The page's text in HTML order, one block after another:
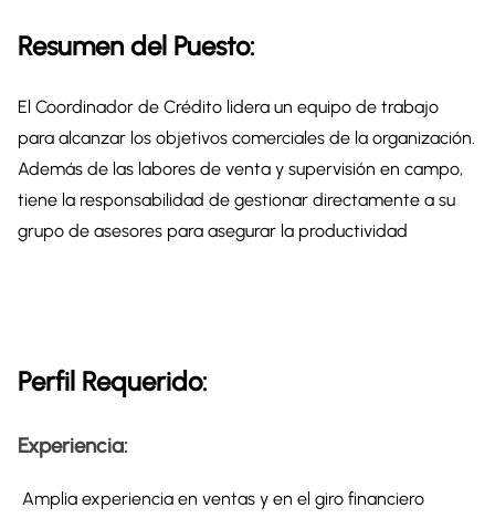
Resumen del Puesto:
El Coordinador de Crédito lidera un equipo de trabajo
para alcanzar los objetivos comerciales de la organización.
Además de las labores de venta y supervisión en campo,
tiene la responsabilidad de gestionar directamente a su
grupo de asesores para asegurar la productividad
Perfil Requerido:
Experiencia:
Amplia experiencia en ventas y en el giro financiero